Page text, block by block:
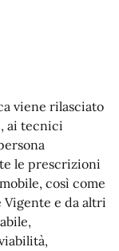
viene rilasciato
ai tecnici
le prescrizioni
così come
Vigente e da altri